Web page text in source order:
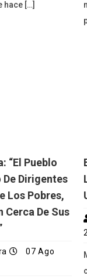
hace […]
“El Pueblo
De Dirigentes
Los Pobres,
Cerca De Sus
07 Ago